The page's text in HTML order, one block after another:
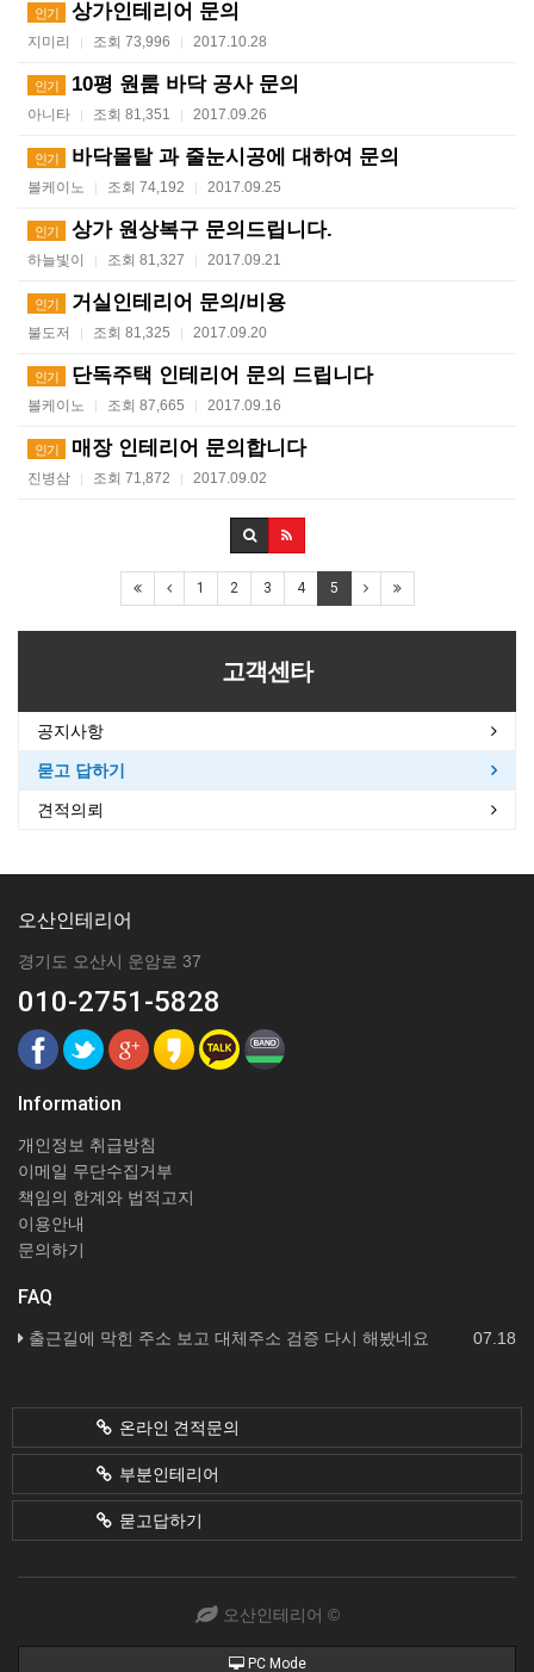
인기 상가인테리어 문의
지미리 | 조회 73,996 | 2017.10.28
인기 10평 원룸 바닥 공사 문의
아니타 | 조회 81,351 | 2017.09.26
인기 바닥몰탈 과 줄눈시공에 대하여 문의
볼케이노 | 조회 74,192 | 2017.09.25
인기 상가 원상복구 문의드립니다.
하늘빛이 | 조회 81,327 | 2017.09.21
인기 거실인테리어 문의/비용
불도저 | 조회 81,325 | 2017.09.20
인기 단독주택 인테리어 문의 드립니다
볼케이노 | 조회 87,665 | 2017.09.16
인기 매장 인테리어 문의합니다
진병삼 | 조회 71,872 | 2017.09.02
1 2 3 4 5
고객센타
공지사항
묻고 답하기
견적의뢰
오산인테리어
경기도 오산시 운암로 37
010-2751-5828
Information
개인정보 취급방침
이메일 무단수집거부
책임의 한계와 법적고지
이용안내
문의하기
FAQ
07.18
출근길에 막힌 주소 보고 대체주소 검증 다시 해봤네요
온라인 견적문의
부분인테리어
묻고답하기
오산인테리어 ©
PC Mode